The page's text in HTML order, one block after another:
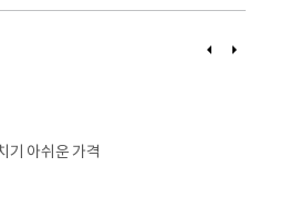
기 아쉬운 가격
이
다